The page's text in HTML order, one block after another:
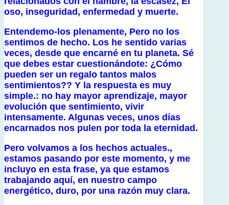
oso, inseguridad, enfermedad y muerte.
Entendemo-los plenamente, Pero no los
sentimos de hecho. Los he sentido varias
veces, desde que encarné en tu planeta. Sé
que debes estar cuestionándote: ¿Cómo
pueden ser un regalo tantos malos
sentimientos?? Y la respuesta es muy
simple.: no hay mayor aprendizaje, mayor
evolución que sentimiento, vivir
intensamente. Algunas veces, unos días
encarnados nos pulen por toda la eternidad.
Pero volvamos a los hechos actuales.,
estamos pasando por este momento, y me
incluyo en esta frase, ya que estamos
trabajando aquí, en nuestro campo
energético, duro, por una razón muy clara.